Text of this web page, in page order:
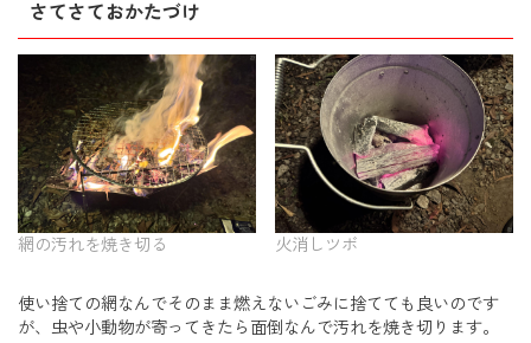
さてさておかたづけ
網の汚れを焼き切る 火消しツボ
使い捨ての網なんでそのまま燃えないごみに捨てても良いのです
が、虫や小動物が寄ってきたら面倒なんで汚れを焼き切ります。